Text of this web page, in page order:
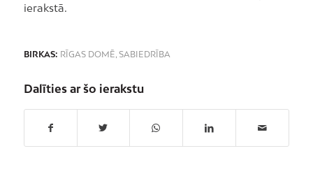
ierakstā.
BIRKAS: RĪGAS DOMĒ, SABIEDRĪBA
Dalīties ar šo ierakstu